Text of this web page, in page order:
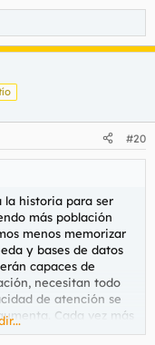
#20
la historia para ser
más población
menos memorizar
y bases de datos
capaces de
necesitan todo
de atención se
Cada vez más
largos o libros, y para